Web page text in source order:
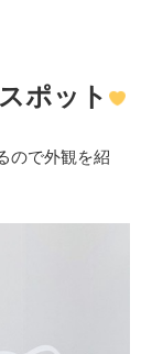
ポット
ので外観を紹